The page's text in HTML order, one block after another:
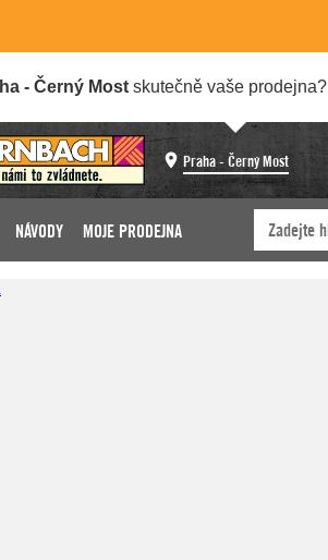
- Černý Most skutečně vaše prodejna?
Praha - Černý Most
NÁVODY MOJE PRODEJNA